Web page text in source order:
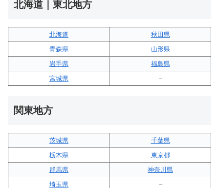
北海道｜東北地方
北海道
秋田県
青森県
山形県
岩手県
福島県
宮城県
–
関東地方
茨城県
千葉県
栃木県
東京都
群馬県
神奈川県
埼玉県
–